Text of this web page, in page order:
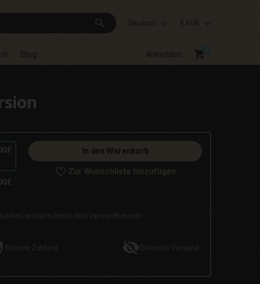
search Deutsch € EUR
Blog Anmelden shopping_cart
In den Warenkorb
Zur Wunschliste hinzufügen
entsprechend dem Versandbereich.
Sichere Zahlung Diskreter Versand